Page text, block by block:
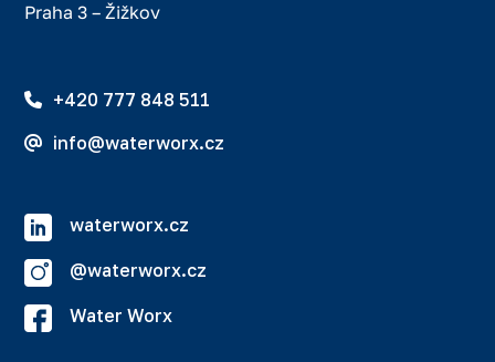
Praha 3 – Žižkov
+420 777 848 511
info@waterworx.cz
waterworx.cz
@waterworx.cz
Water Worx